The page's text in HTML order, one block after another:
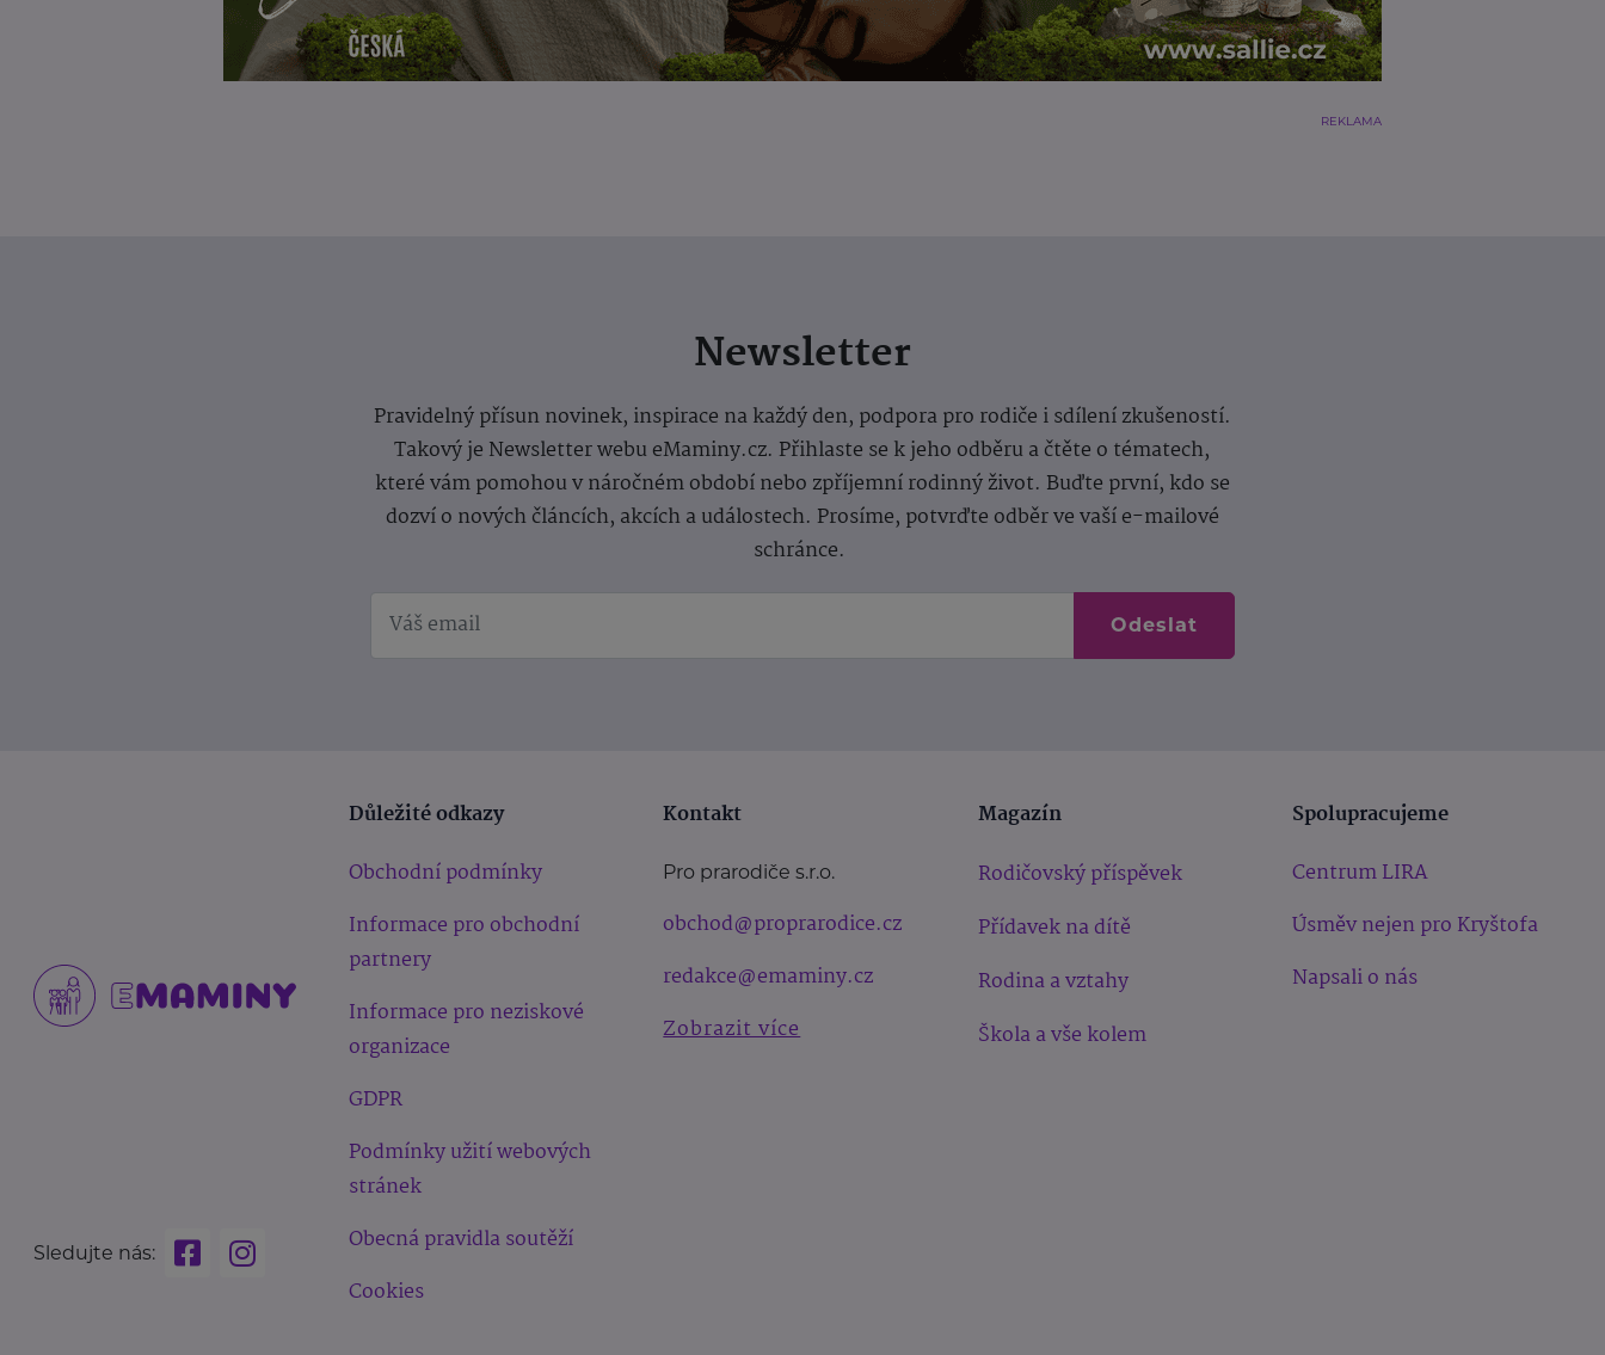
REKLAMA
Newsletter
Pravidelný přísun novinek, inspirace na každý den, podpora pro rodiče i sdílení zkušeností.
Takový je Newsletter webu eMaminy.cz. Přihlaste se k jeho odběru a čtěte o tématech,
které vám pomohou v náročném období nebo zpříjemní rodinný život. Buďte první, kdo se
dozví o nových článcích, akcích a událostech. Prosíme, potvrďte odběr ve vaší e-mailové
schránce.
Odeslat
Sledujte nás:
Důležité odkazy
Obchodní podmínky
Informace pro obchodní
partnery
Informace pro neziskové
organizace
GDPR
Podmínky užití webových
stránek
Obecná pravidla soutěží
Cookies
Kontakt
Pro prarodiče s.r.o.
obchod@proprarodice.cz
redakce@emaminy.cz
Zobrazit více
Magazín
Rodičovský příspěvek
Přídavek na dítě
Rodina a vztahy
Škola a vše kolem
Spolupracujeme
Centrum LIRA
Úsměv nejen pro Kryštofa
Napsali o nás